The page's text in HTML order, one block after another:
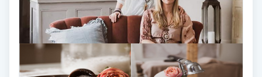
PRX-T33
Psoriasis